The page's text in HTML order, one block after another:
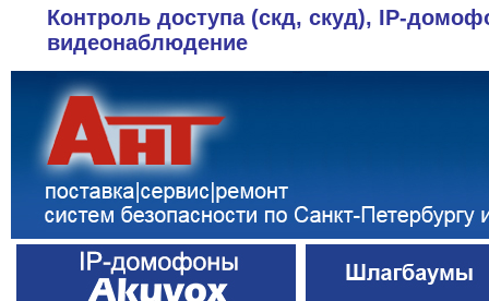
Контроль доступа (скд, скуд), IP-
видеонаблюдение